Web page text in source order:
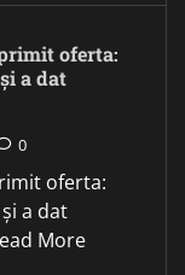
oferta:
a dat
0
oferta:
a dat
More